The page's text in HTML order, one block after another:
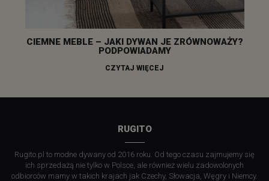
CIEMNE MEBLE – JAKI DYWAN JE ZRÓWNOWAŻY?
PODPOWIADAMY
CZYTAJ WIĘCEJ
RUGITO
Rugito.pl to modne dywany od 2016 roku. Od tego czasu zajmujemy się
ich sprzedażą nie tylko w Polsce, ale również wielu zadowolonych
odbiorców mamy w takich krajach jak Czechy, Słowacja, Węgry i Niemcy.